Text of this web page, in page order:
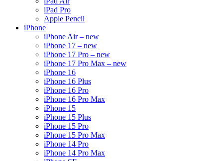
iPad Pro
Apple Pencil
iPhone
iPhone Air – new
iPhone 17 – new
iPhone 17 Pro – new
iPhone 17 Pro Max – new
iPhone 16
iPhone 16 Plus
iPhone 16 Pro
iPhone 16 Pro Max
iPhone 15
iPhone 15 Plus
iPhone 15 Pro
iPhone 15 Pro Max
iPhone 14 Pro
iPhone 14 Pro Max